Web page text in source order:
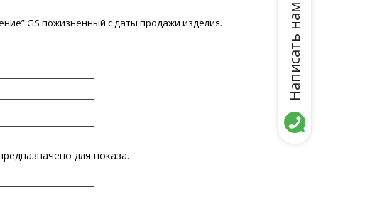
GS пожизненный с даты продажи изделия.
для показа.
Написать нам